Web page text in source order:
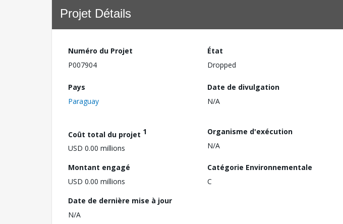
Projet Détails
Numéro du Projet
P007904
État
Dropped
Pays
Paraguay
Date de divulgation
N/A
Coût total du projet 1
USD 0.00 millions
Organisme d'exécution
N/A
Montant engagé
USD 0.00 millions
Catégorie Environnementale
C
Date de dernière mise à jour
N/A